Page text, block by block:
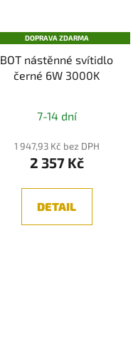
DOPRAVA ZDARMA
BOT nástěnné svítidlo
černé 6W 3000K
7-14 dní
1 947,93 Kč bez DPH
2 357 Kč
DETAIL